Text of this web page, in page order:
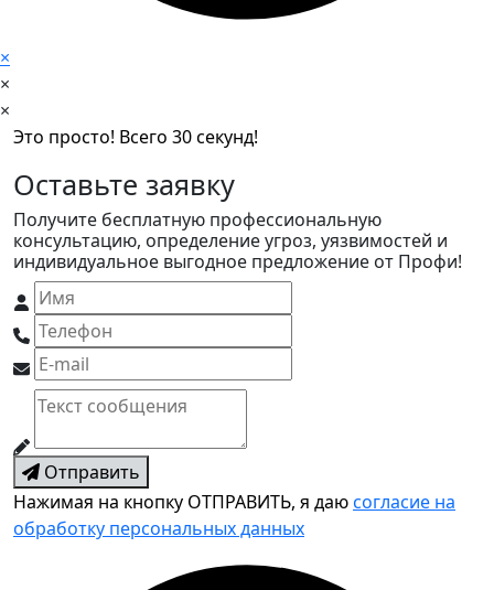
×
×
×
Это просто! Всего 30 секунд!
Оставьте заявку
Получите бесплатную профессиональную
консультацию, определение угроз, уязвимостей и
индивидуальное выгодное предложение от Профи!
Отправить
Нажимая на кнопку ОТПРАВИТЬ, я даюсогласие на
обработку персональных данных